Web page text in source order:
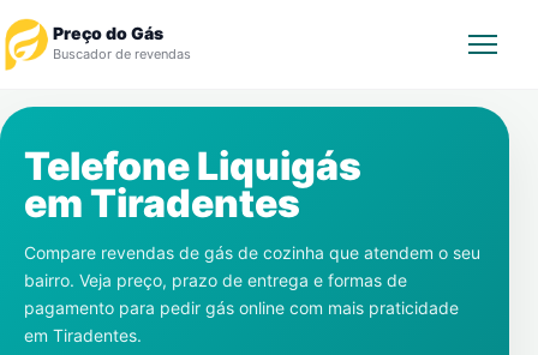
Preço do Gás
Buscador de revendas
Revendedor
Notícias
Cadastre-se
Telefone Liquigás
emTiradentes
Compare revendas de gás de cozinha que atendem o seu
bairro. Veja preço, prazo de entrega e formas de
pagamento para pedir gás online com mais praticidade
em Tiradentes.